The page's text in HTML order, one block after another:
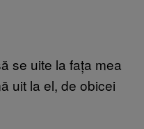
se uite la fața mea
uit la el, de obicei